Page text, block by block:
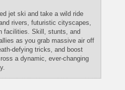
jet ski and take a wild ride
rivers, futuristic cityscapes,
facilities. Skill, stunts, and
as you grab massive air off
defying tricks, and boost
a dynamic, ever-changing